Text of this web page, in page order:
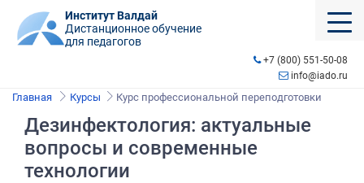
Институт Валдай
Дистанционное обучение
для педагогов
+7 (800) 551-50-08
info@iado.ru
Главная Курсы Курс профессиональной переподготовки
Дезинфектология: актуальные
вопросы и современные
технологии